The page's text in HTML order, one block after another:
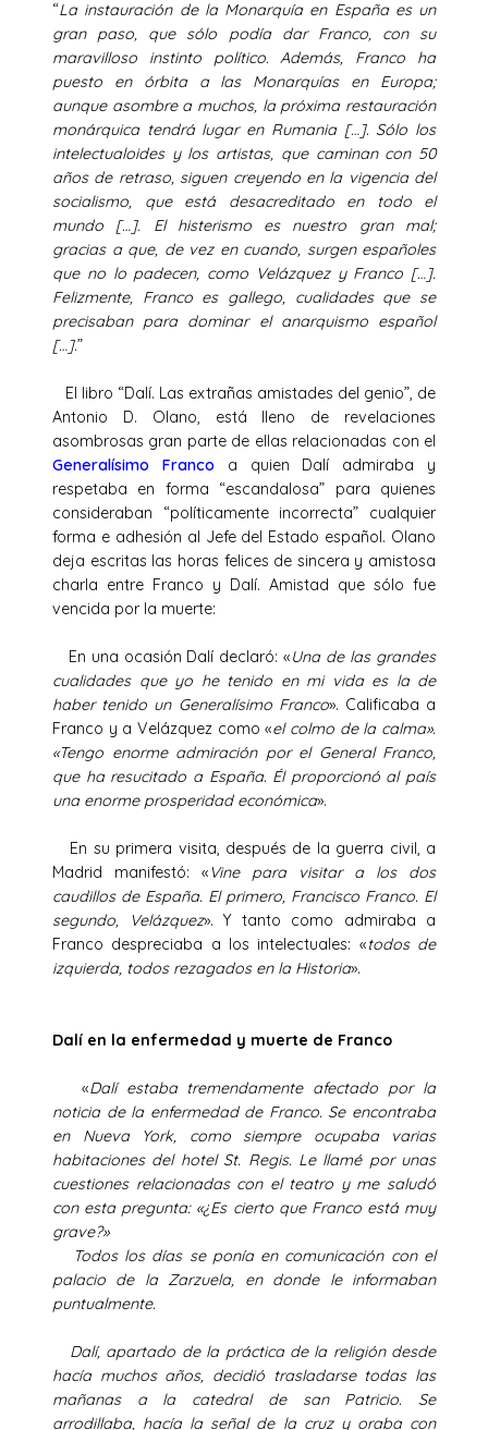
“La instauración de la Monarquía en España es un
gran paso, que sólo podía dar Franco, con su
maravilloso instinto político. Además, Franco ha
puesto en órbita a las Monarquías en Europa;
aunque asombre a muchos, la próxima restauración
monárquica tendrá lugar en Rumania […]. Sólo los
intelectualoides y los artistas, que caminan con 50
años de retraso, siguen creyendo en la vigencia del
socialismo, que está desacreditado en todo el
mundo […]. El histerismo es nuestro gran mal;
gracias a que, de vez en cuando, surgen españoles
que no lo padecen, como Velázquez y Franco […].
Felizmente, Franco es gallego, cualidades que se
precisaban para dominar el anarquismo español
[…].”
El libro “Dalí. Las extrañas amistades del genio”, de
Antonio D. Olano, está lleno de revelaciones
asombrosas gran parte de ellas relacionadas con el
Generalísimo Franco a quien Dalí admiraba y
respetaba en forma “escandalosa” para quienes
consideraban “políticamente incorrecta” cualquier
forma e adhesión al Jefe del Estado español. Olano
deja escritas las horas felices de sincera y amistosa
charla entre Franco y Dalí. Amistad que sólo fue
vencida por la muerte:
En una ocasión Dalí declaró: «Una de las grandes
cualidades que yo he tenido en mi vida es la de
haber tenido un Generalísimo Franco». Calificaba a
Franco y a Velázquez como «el colmo de la calma».
«Tengo enorme admiración por el General Franco,
que ha resucitado a España. Él proporcionó al país
una enorme prosperidad económica».
En su primera visita, después de la guerra civil, a
Madrid manifestó: « Vine para visitar a los dos
caudillos de España. El primero, Francisco Franco. El
segundo, Velázquez». Y tanto como admiraba a
Franco despreciaba a los intelectuales: «todos de
izquierda, todos rezagados en la Historia».
Dalí en la enfermedad y muerte de Franco
«Dalí estaba tremendamente afectado por la
noticia de la enfermedad de Franco. Se encontraba
en Nueva York, como siempre ocupaba varias
habitaciones del hotel St. Regis. Le llamé por unas
cuestiones relacionadas con el teatro y me saludó
con esta pregunta: «¿Es cierto que Franco está muy
grave?»
Todos los días se ponía en comunicación con el
palacio de la Zarzuela, en donde le informaban
puntualmente.
Dalí, apartado de la práctica de la religión desde
hacía muchos años, decidió trasladarse todas las
mañanas a la catedral de san Patricio. Se
arrodillaba, hacía la señal de la cruz y oraba con